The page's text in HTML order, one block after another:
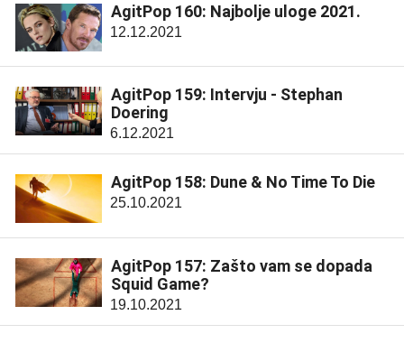
AgitPop 160: Najbolje uloge 2021.
12.12.2021
AgitPop 159: Intervju - Stephan
Doering
6.12.2021
AgitPop 158: Dune & No Time To Die
25.10.2021
AgitPop 157: Zašto vam se dopada
Squid Game?
19.10.2021